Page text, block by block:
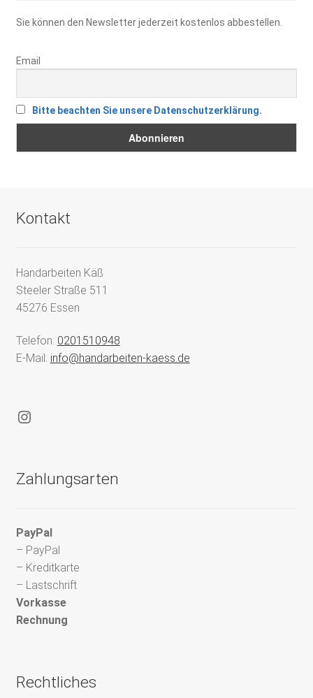
Sie können den Newsletter jederzeit kostenlos abbestellen.
Email
Bitte beachten Sie unsere Datenschutzerklärung.
Kontakt
Handarbeiten Käß
Steeler Straße 511
45276 Essen
Telefon: 0201510948
E-Mail: info@handarbeiten-kaess.de
Instagram
Zahlungsarten
PayPal
– PayPal
– Kreditkarte
– Lastschrift
Vorkasse
Rechnung
Rechtliches